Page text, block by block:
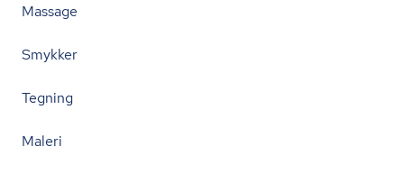
Massage
Smykker
Tegning
Maleri